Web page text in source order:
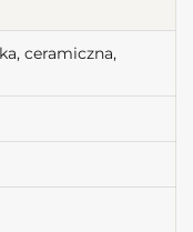
ceramiczna,